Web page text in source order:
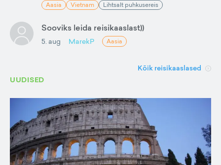
Aasia Vietnam Lihtsalt puhkusereis
Sooviks leida reisikaaslast))
5. aug MarekP Aasia
Kõik reisikaaslased
UUDISED